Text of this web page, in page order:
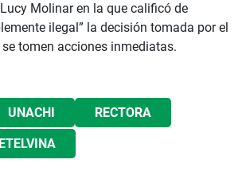
Molinar en la que calificó de
ilegal” la decisión tomada por el
se tomen acciones inmediatas.
UNACHI RECTORA